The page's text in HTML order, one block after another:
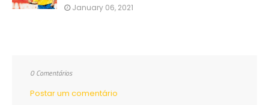
January 06, 2021
0 Comentários
Postar um comentário